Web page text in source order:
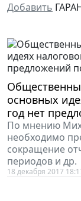
Добавить
основных
год нет
По мнению
необходимо
сокращение
периодов и др.
18 декабря 2017